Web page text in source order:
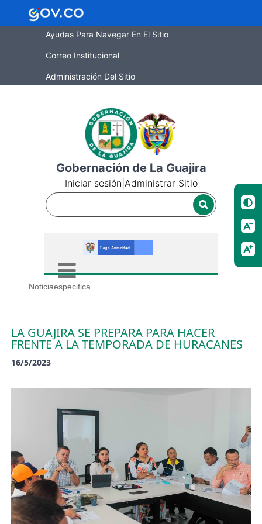
Ayudas Para Navegar En El Sitio
Correo Institucional
Administración Del Sitio
Gobernación de La Guajira
Iniciar sesión Administrar Sitio
Noticiaespecifica
LA GUAJIRA SE PREPARA PARA HACER
FRENTE A LA TEMPORADA DE HURACANES
16/5/2023